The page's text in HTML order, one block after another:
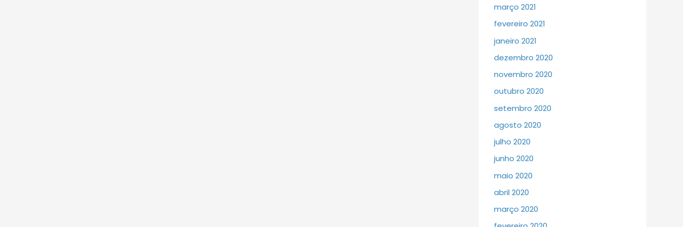
março 2021
fevereiro 2021
janeiro 2021
dezembro 2020
novembro 2020
outubro 2020
setembro 2020
agosto 2020
julho 2020
junho 2020
maio 2020
abril 2020
março 2020